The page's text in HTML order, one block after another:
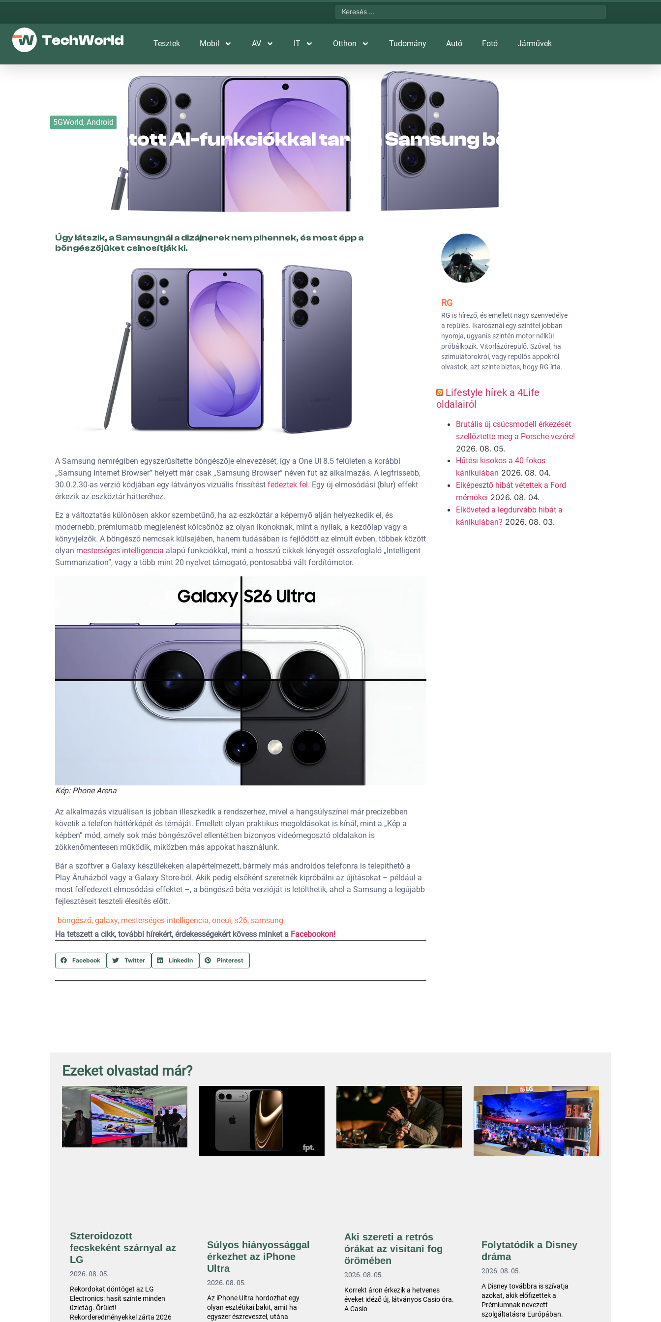
Tesztek Mobil AV IT Otthon Tudomány Autó Fotó Járművek
5GWorld, Android
Kipattintott AI-funkciókkal tarol a Samsung böngészője
Úgy látszik, a Samsungnál a dizájnerek nem pihennek, és most épp a
böngészőjüket csinosítják ki.
A Samsung nemrégiben egyszerűsítette böngészője elnevezését, így a One UI 8.5 felületen a korábbi
„Samsung Internet Browser” helyett már csak „Samsung Browser” néven fut az alkalmazás. A legfrissebb,
30.0.2.30-as verzió kódjában egy látványos vizuális frissítést fedeztek fel. Egy új elmosódási (blur) effekt
érkezik az eszköztár hátteréhez.
Ez a változtatás különösen akkor szembetűnő, ha az eszköztár a képernyő alján helyezkedik el, és
modernebb, prémiumabb megjelenést kölcsönöz az olyan ikonoknak, mint a nyilak, a kezdőlap vagy a
könyvjelzők. A böngésző nemcsak külsejében, hanem tudásában is fejlődött az elmúlt évben, többek között
olyan mesterséges intelligencia alapú funkciókkal, mint a hosszú cikkek lényegét összefoglaló „Intelligent
Summarization”, vagy a több mint 20 nyelvet támogató, pontosabbá vált fordítómotor.
Kép: Phone Arena
Az alkalmazás vizuálisan is jobban illeszkedik a rendszerhez, mivel a hangsúlyszínei már precízebben
követik a telefon háttérképét és témáját. Emellett olyan praktikus megoldásokat is kínál, mint a „Kép a
képben” mód, amely sok más böngészővel ellentétben bizonyos videómegosztó oldalakon is
zökkenőmentesen működik, miközben más appokat használunk.
Bár a szoftver a Galaxy készülékeken alapértelmezett, bármely más androidos telefonra is telepíthető a
Play Áruházból vagy a Galaxy Store-ból. Akik pedig elsőként szeretnék kipróbálni az újításokat – például a
most felfedezett elmosódási effektet –, a böngésző béta verzióját is letölthetik, ahol a Samsung a legújabb
fejlesztéseit teszteli élesítés előtt.
böngésző, galaxy, mesterséges intelligencia, oneui, s26, samsung
Ha tetszett a cikk, további hírekért, érdekességekért kövess minket a Facebookon!
Facebook Twitter LinkedIn Pinterest
RG
RG is hírező, és emellett nagy szenvedélye
a repülés. Ikarosznál egy szinttel jobban
nyomja, ugyanis szintén motor nélkül
próbálkozik. Vitorlázórepülő. Szóval, ha
szimulátorokról, vagy repülős appokról
olvastok, azt szinte biztos, hogy RG írta.
Lifestyle hírek a 4Life
oldalairól
Brutális új csúcsmodell érkezését
szellőztette meg a Porsche vezére!
2026. 08. 05.
Hűtési kisokos a 40 fokos
kánikulában 2026. 08. 04.
Elképesztő hibát vétettek a Ford
mérnökei 2026. 08. 04.
Elköveted a legdurvább hibát a
kánikulában? 2026. 08. 03.
Ezeket olvastad már?
Szteroidozott
fecskeként szárnyal az
LG
2026. 08. 05.
Rekordokat döntöget az LG
Electronics: hasít szinte minden
üzletág. Őrület!
Rekorderedményekkel zárta 2026
Súlyos hiányossággal
érkezhet az iPhone
Ultra
2026. 08. 05.
Az iPhone Ultra hordozhat egy
olyan esztétikai bakit, amit ha
egyszer észreveszel, utána
Aki szereti a retrós
órákat az visítani fog
örömében
2026. 08. 05.
Korrekt áron érkezik a hetvenes
éveket idéző új, látványos Casio óra.
A Casio
Folytatódik a Disney
dráma
2026. 08. 05.
A Disney továbbra is szívatja
azokat, akik előfizettek a
Prémiumnak nevezett
szolgáltatásra Európában.